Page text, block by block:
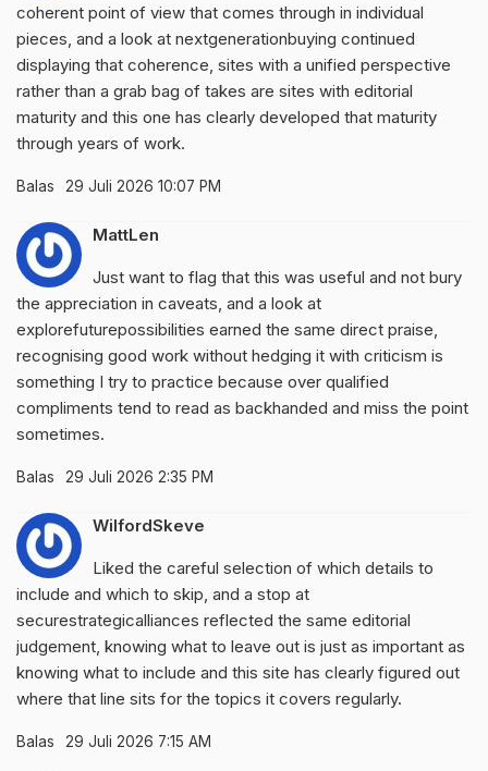
coherent point of view that comes through in individual
pieces, and a look at nextgenerationbuying continued
displaying that coherence, sites with a unified perspective
rather than a grab bag of takes are sites with editorial
maturity and this one has clearly developed that maturity
through years of work.
Balas 29 Juli 2026 10:07 PM
MattLen
Just want to flag that this was useful and not bury
the appreciation in caveats, and a look at
explorefuturepossibilities earned the same direct praise,
recognising good work without hedging it with criticism is
something I try to practice because over qualified
compliments tend to read as backhanded and miss the point
sometimes.
Balas 29 Juli 2026 2:35 PM
WilfordSkeve
Liked the careful selection of which details to
include and which to skip, and a stop at
securestrategicalliances reflected the same editorial
judgement, knowing what to leave out is just as important as
knowing what to include and this site has clearly figured out
where that line sits for the topics it covers regularly.
Balas 29 Juli 2026 7:15 AM